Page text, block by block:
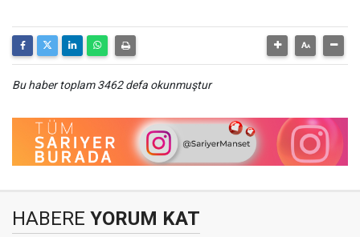
Bu haber toplam 3462 defa okunmuştur
HABERE YORUM KAT